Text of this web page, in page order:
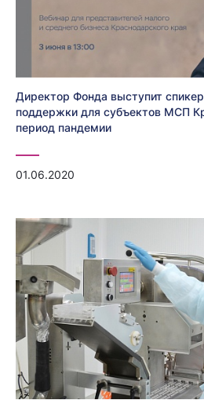
Директор Фонда выступит
поддержки для субъектов МСП
период пандемии
01.06.2020